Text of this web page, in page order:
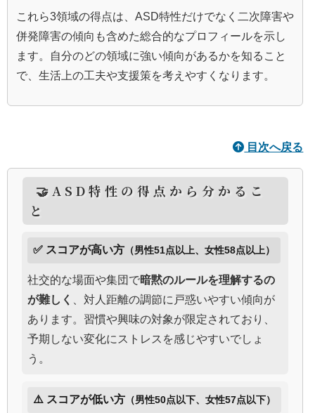
これら3領域の得点は、ASD特性だけでなく二次障害や
併発障害の傾向も含めた総合的なプロフィールを示し
ます。自分のどの領域に強い傾向があるかを知ること
で、生活上の工夫や支援策を考えやすくなります。
目次へ戻る
🤝ASD特性の得点から分かるこ
と
✅ スコアが高い方 （男性51点以上、女性58点以上）
社交的な場面や集団で暗黙のルールを理解するの
が難しく
、対人距離の調節に戸惑いやすい傾向が
あります。習慣や興味の対象が限定されており、
予期しない変化にストレスを感じやすいでしょ
う。
⚠️ スコアが低い方 （男性50点以下、女性57点以下）